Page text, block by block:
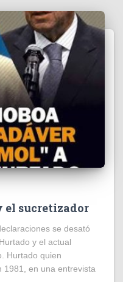
el sucretizador
se desató
y el actual
Hurtado quien
1981, en una entrevista